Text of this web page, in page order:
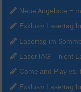
Neue Angebote =
Exklusiv Lasertag
Lasertag im
LaserTAG – nicht
Come and Play vs.
Exklusiv Lasertag